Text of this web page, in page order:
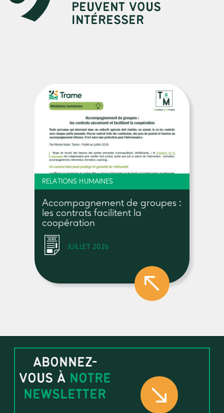
PEUVENT VOUS
INTÉRESSER
RELATIONS HUMAINES
Accompagnement de groupes :
les contrats facilitent la
coopération
JUILLET 2026
ABONNEZ-
VOUS À NOTRE
NEWSLETTER